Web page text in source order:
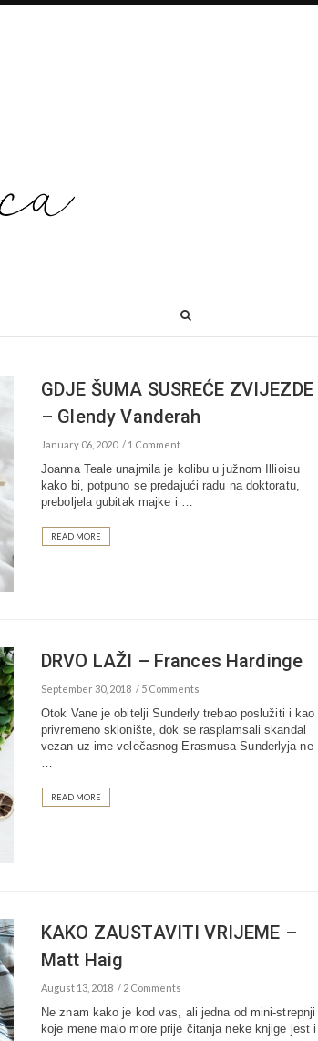
GDJE ŠUMA SUSREĆE ZVIJEZDE
– Glendy Vanderah
January 06, 2020 1 Comment
Joanna Teale unajmila je kolibu u južnom Illioisu
kako bi, potpuno se predajući radu na doktoratu,
preboljela gubitak majke i …
READ MORE
DRVO LAŽI – Frances Hardinge
September 30, 2018 5 Comments
Otok Vane je obitelji Sunderly trebao poslužiti i kao
privremeno sklonište, dok se rasplamsali skandal
vezan uz ime velečasnog Erasmusa Sunderlyja ne
READ MORE
KAKO ZAUSTAVITI VRIJEME –
Matt Haig
August 13, 2018 2 Comments
Ne znam kako je kod vas, ali jedna od mini-strepnji
koje mene malo more prije čitanja neke knjige jest i